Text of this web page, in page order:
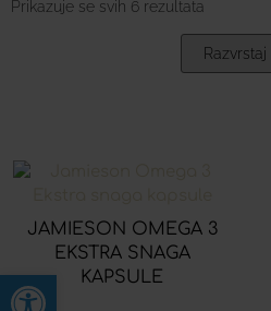
Prikazuje se svih 6 rezultata
JAMIESON OMEGA 3
EKSTRA SNAGA
KAPSULE
Open toolbar